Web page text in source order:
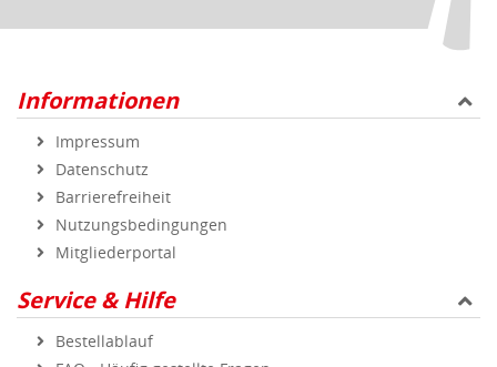
Informationen
Impressum
Datenschutz
Barrierefreiheit
Nutzungsbedingungen
Mitgliederportal
Service & Hilfe
Bestellablauf